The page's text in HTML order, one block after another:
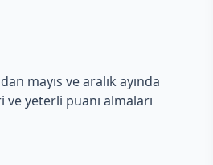
mayıs ve aralık ayında
ve yeterli puanı almaları